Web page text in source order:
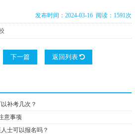
发布时间：2024-03-16 阅读：1591次
下一篇 返回列表
补考几次？
意事项
士可以报名吗？